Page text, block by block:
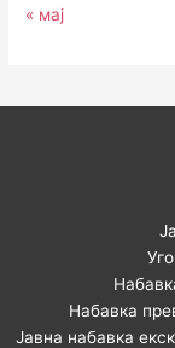
« мај
Набавка
Јавна набавка